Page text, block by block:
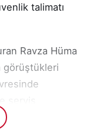
talimatı
Ravza Hüma
görüştükleri
istedi. Bu
alkışla